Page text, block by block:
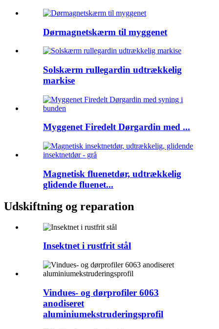
Dørmagnetskærm til myggenet
Solskærm rullegardin udtrækkelig
markise
Myggenet Firedelt Dørgardin med ...
Magnetisk fluenetdør, udtrækkelig
glidende fluenet...
Udskiftning og reparation
Insektnet i rustfrit stål
Vindues- og dørprofiler 6063
anodiseret
aluminiumekstruderingsprofil